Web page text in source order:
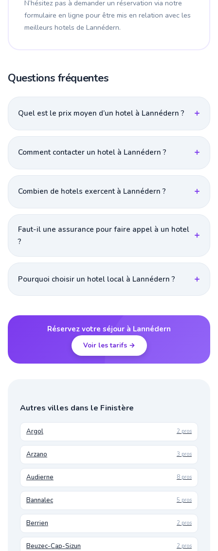
N’hésitez pas à demander un réservation via notre
formulaire en ligne pour être mis en relation avec les
meilleurs hotels de Lannédern.
Questions fréquentes
Quel est le prix moyen d’un hotel à Lannédern ?
Comment contacter un hotel à Lannédern ?
Combien de hotels exercent à Lannédern ?
Faut-il une assurance pour faire appel à un hotel
?
Pourquoi choisir un hotel local à Lannédern ?
Réservez votre séjour à Lannédern
Voir les tarifs →
Autres villes dans le Finistère
Argol 2 pros
Arzano 3 pros
Audierne 8 pros
Bannalec 5 pros
Berrien 2 pros
Beuzec-Cap-Sizun 2 pros